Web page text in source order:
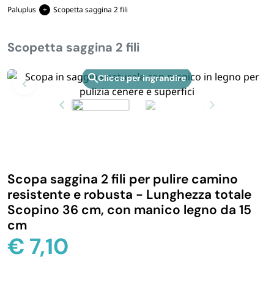
Menu
STOVIGLIE E TOVAGLIOLI
GIARDINO E ARREDO PER ESTERNO
CASA E PERSONA
FERRAMENTA E LINEA AUTO
Personalizzazione Monouso
Paluplus Scopetta saggina 2 fili
Scopetta saggina 2 fili
Zoom
Scopa saggina 2 fili per pulire camino
resistente e robusta - Lunghezza totale
Scopino 36 cm, con manico legno da 15
cm
€ 7,10